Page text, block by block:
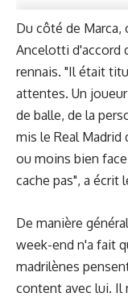
Du côté de
Ancelotti d'accord
rennais. "Il était
attentes. Un
de balle, de la
mis le Real
ou moins bien
cache pas", a écrit
De manière
week-end n'a fait
madrilènes
content avec lui. Il